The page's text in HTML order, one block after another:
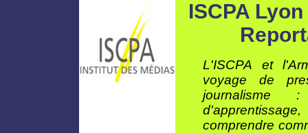
ISCPA
L'ISCPA et
voyage de
journalisme
comprendre